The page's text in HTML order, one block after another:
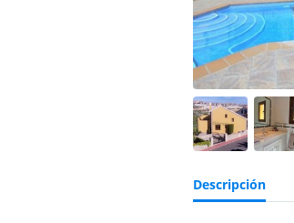
Descripción